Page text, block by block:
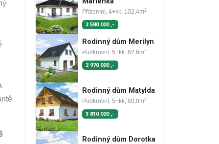
Přízemní, 4+kk, 102,4m2
3 580 000 ,-
Rodinný dům Merilyn
Podkrovní, 5+kk, 62,6m2
2 970 000 ,-
Rodinný dům Matylda
Podkrovní, 5+kk, 80,0m2
3 810 000 ,-
Rodinný dům Dorotka